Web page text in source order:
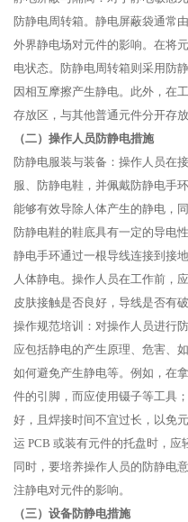
防静电周转箱。静电屏蔽袋通常
外界静电场对元件的影响。在将
电状态。防静电周转箱则采用防
因相互摩擦产生静电。此外，在
存放区，与其他普通元件分开存
（二）操作人员防静电措施
防静电服装与装备：操作人员在
服、防静电鞋，并佩戴防静电手
能够有效导除人体产生的静电，
防静电鞋的鞋底具有一定的导电
静电手环通过一根导线连接到接
人体静电。操作人员在工作前，
皮肤接触是否良好，导线是否有破
操作规范培训：对操作人员进行
应包括静电的产生原理、危害、
如何避免产生静电等。例如，在
件的引脚，而应使用镊子等工具
好，且焊接时间不宜过长，以免
运 PCB 或装有元件的托盘时，应
同时，要培养操作人员的防静电
注静电对元件的影响。
（三）设备防静电措施